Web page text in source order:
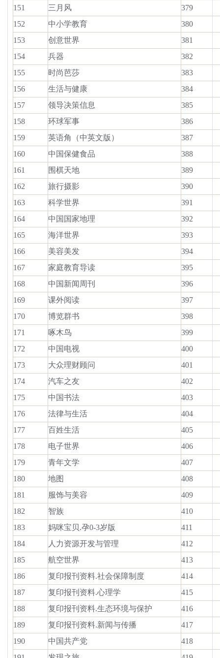
151
三月风
379
152
中小学教育
380
153
创意世界
381
154
兵器
382
155
时尚芭莎
383
156
生活与健康
384
157
领导决策信息
385
158
环球军事
386
159
英语角（中英文版）
387
160
中国保健食品
388
161
围棋天地
389
162
旅行摄影
390
163
科学世界
391
164
中国国家地理
392
165
海洋世界
393
166
美容美发
394
167
家庭教育导读
395
168
中国新闻周刊
396
169
课外阅读
397
170
博览群书
398
171
啄木鸟
399
172
中国电视
400
173
大众理财顾问
401
174
汽车之友
402
175
中国书法
403
176
法律与生活
404
177
百姓生活
405
178
电子世界
406
179
青年文学
407
180
地图
408
181
服饰与美容
409
182
智族
410
183
妈咪宝贝.孕0-3岁版
411
184
人力资源开发与管理
412
185
航空世界
413
186
复印报刊资料.社会保障制度
414
187
复印报刊资料.心理学
415
188
复印报刊资料.生态环境与保护
416
189
复印报刊资料.新闻与传播
417
190
中国共产党
418